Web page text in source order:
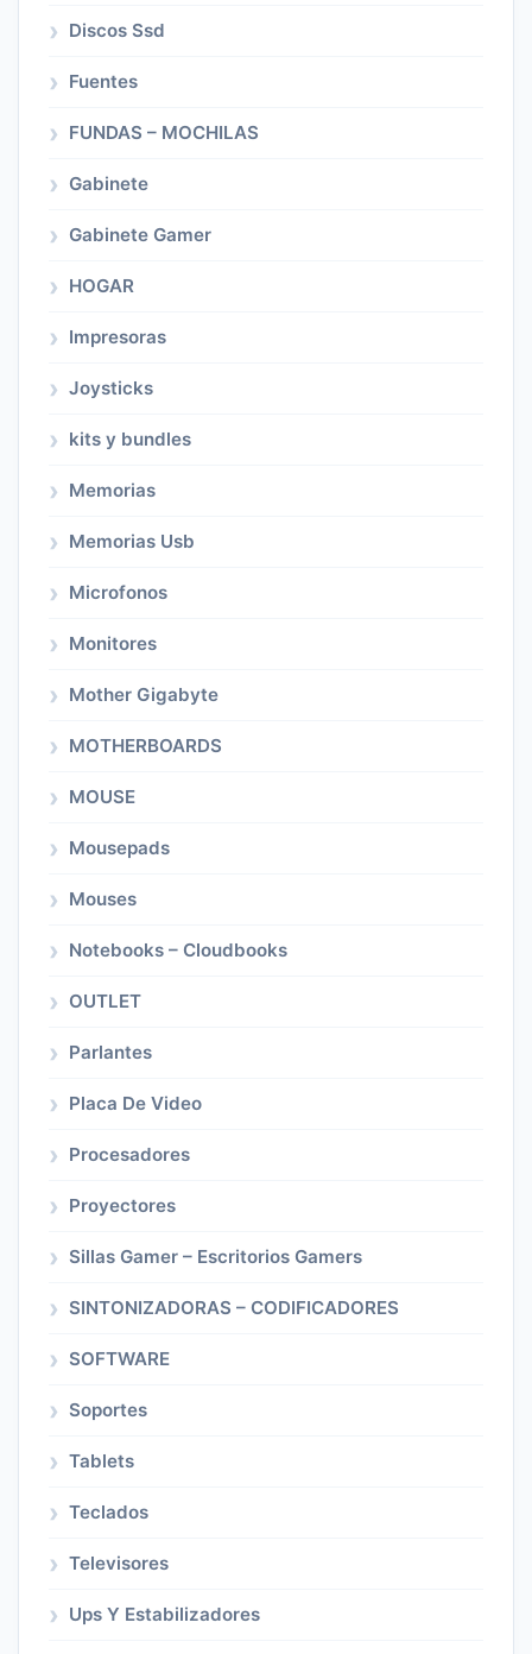
Discos Ssd
Fuentes
FUNDAS – MOCHILAS
Gabinete
Gabinete Gamer
HOGAR
Impresoras
Joysticks
kits y bundles
Memorias
Memorias Usb
Microfonos
Monitores
Mother Gigabyte
MOTHERBOARDS
MOUSE
Mousepads
Mouses
Notebooks – Cloudbooks
OUTLET
Parlantes
Placa De Video
Procesadores
Proyectores
Sillas Gamer – Escritorios Gamers
SINTONIZADORAS – CODIFICADORES
SOFTWARE
Soportes
Tablets
Teclados
Televisores
Ups Y Estabilizadores